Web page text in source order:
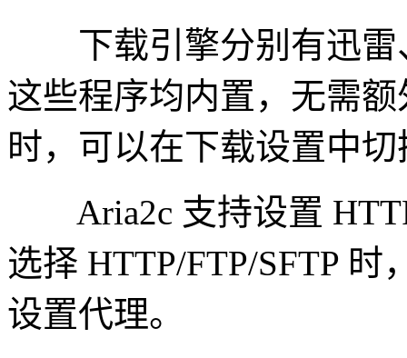
下载引擎分别有迅雷
这些程序均内置，无需
时，可以在下载设置中
Aria2c 支持设置
选择 HTTP/FTP/SFTP
设置代理。